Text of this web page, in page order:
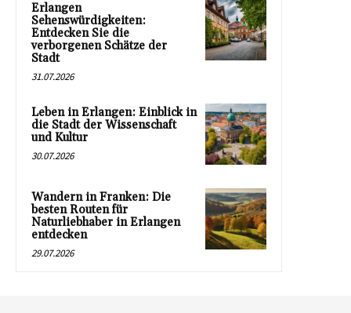
Erlangen
Sehenswürdigkeiten:
Entdecken Sie die
verborgenen Schätze der
Stadt
31.07.2026
Leben in Erlangen: Einblick in
die Stadt der Wissenschaft
und Kultur
30.07.2026
Wandern in Franken: Die
besten Routen für
Naturliebhaber in Erlangen
entdecken
29.07.2026